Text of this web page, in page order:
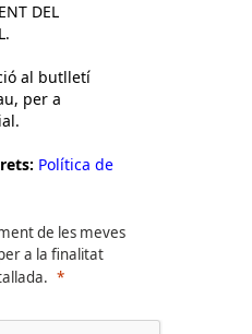
DEL
al butlletí
per a
Política de
de les meves
a la finalitat